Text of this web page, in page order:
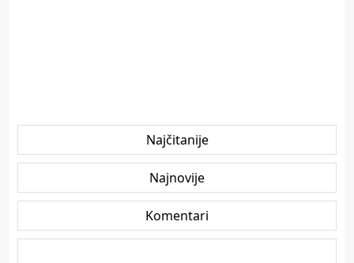
Najčitanije
Najnovije
Komentari